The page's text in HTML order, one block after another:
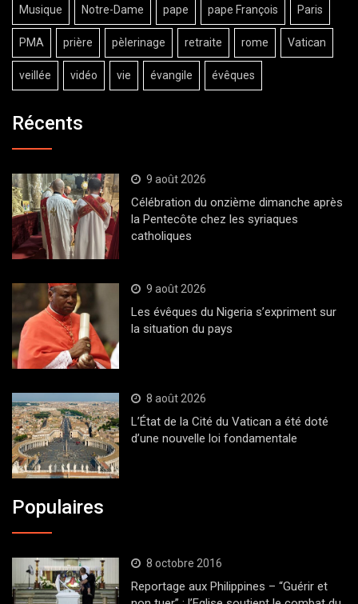
Musique Notre-Dame pape pape François Paris
PMA prière pèlerinage retraite rome Vatican
veillée vidéo vie évangile évêques
Récents
9 août 2026
Célébration du onzième dimanche après
la Pentecôte chez les syriaques
catholiques
9 août 2026
Les évêques du Nigeria s’expriment sur
la situation du pays
8 août 2026
L’État de la Cité du Vatican a été doté
d’une nouvelle loi fondamentale
Populaires
8 octobre 2016
Reportage aux Philippines – “Guérir et